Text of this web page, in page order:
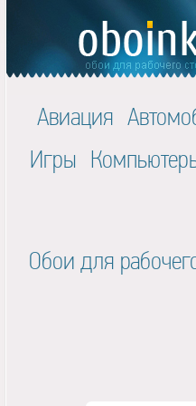
Авиация
Игры
Обои для